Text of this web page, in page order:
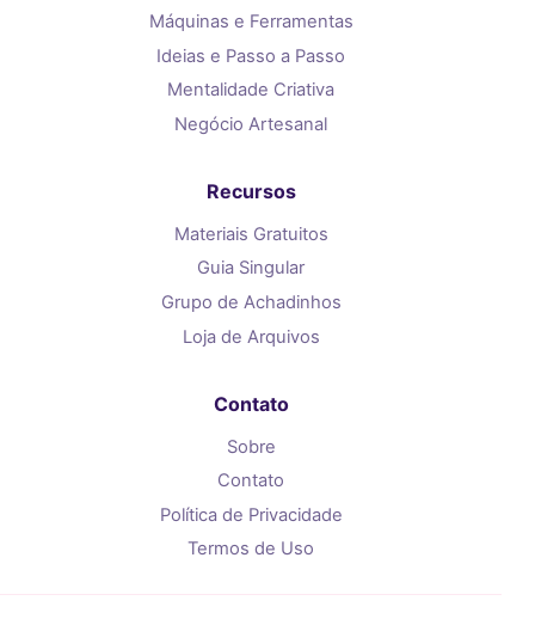
Máquinas e Ferramentas
Ideias e Passo a Passo
Mentalidade Criativa
Negócio Artesanal
Recursos
Materiais Gratuitos
Guia Singular
Grupo de Achadinhos
Loja de Arquivos
Contato
Sobre
Contato
Política de Privacidade
Termos de Uso